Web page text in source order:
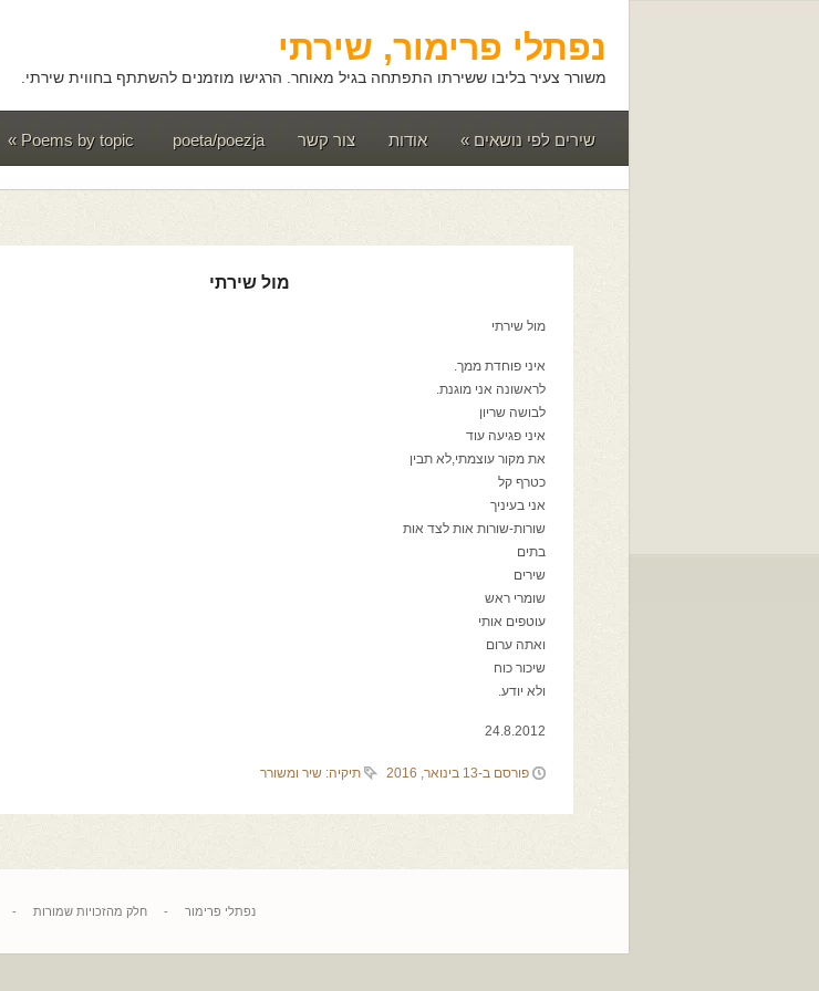
נפתלי פרימור, שירתי
משורר צעיר בליבו ששירתו התפתחה בגיל מאוחר. הרגישו מוזמנים להשתתף בחווית שירתי.
שירים לפי נושאים » אודות צור קשר poeta/poezja
Poems by topic
»
מול שירתי
מול שירתי
איני פוחדת ממך.
לראשונה אני מוגנת.
לבושה שריון
איני פגיעה עוד
את מקור עוצמתי,לא תבין
כטרף קל
אני בעיניך
שורות-שורות אות לצד אות
בתים
שירים
שומרי ראש
עוטפים אותי
ואתה ערום
שיכור כוח
ולא יודע.
24.8.2012
פורסם ב-13 בינואר, 2016 תיקיה: שיר ומשורר
נפתלי פרימור -חלק מהזכויות שמורות -